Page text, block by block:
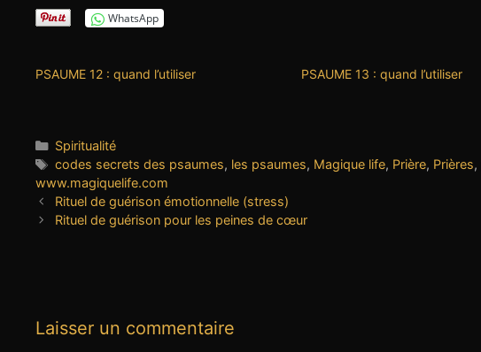
WhatsApp
PSAUME 12 : quand l’utiliser PSAUME 13 : quand l’utiliser
Catégories
Spiritualité
Étiquettes
codes secrets des psaumes, les psaumes, Magique life, Prière, Prières,
www.magiquelife.com
Rituel de guérison émotionnelle (stress)
Rituel de guérison pour les peines de cœur
Laisser un commentaire